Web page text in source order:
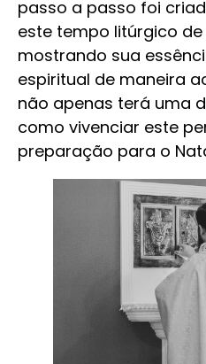
passo a passo foi
este tempo litúrgico
mostrando sua
espiritual de maneira
não apenas terá uma
como vivenciar este
preparação para o